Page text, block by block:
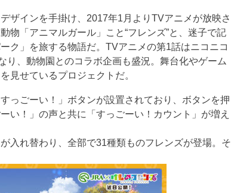
ザインを手掛け、2017年1月よりTVアニメが放映さ
物「アニマルガール」こと“フレンズ”と、迷子で記
ク」を旅する物語だ。TVアニメの第1話はニコニコ
、動物園とのコラボ企画も盛況。舞台化やゲーム
見せているプロジェクトだ。
ごーい！」ボタンが設置されており、ボタンを押
い！」の声と共に「すっごーい！カウント」が増え
入れ替わり、全部で31種類ものフレンズが登場。そ